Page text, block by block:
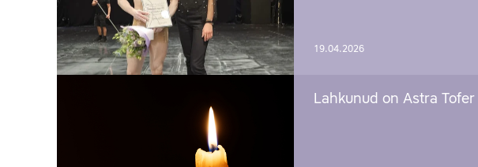
19.04.2026
Lahkunud on Astra Tofer